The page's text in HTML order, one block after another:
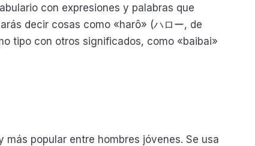
con expresiones y palabras que
decir cosas como «harô» (ハロー, de
tipo con otros significados, como «baibai»
popular entre hombres jóvenes. Se usa